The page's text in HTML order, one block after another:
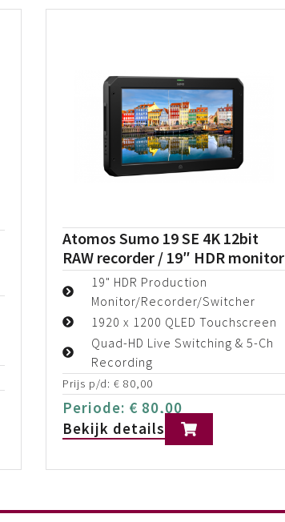
Atomos Sumo 19 SE 4K 12bit
RAW recorder / 19″ HDR monitor
19" HDR Production
Monitor/Recorder/Switcher
1920 x 1200 QLED Touchscreen
Quad-HD Live Switching & 5-Ch
Recording
Prijs p/d: € 80,00
Periode: € 80,00
Bekijk details